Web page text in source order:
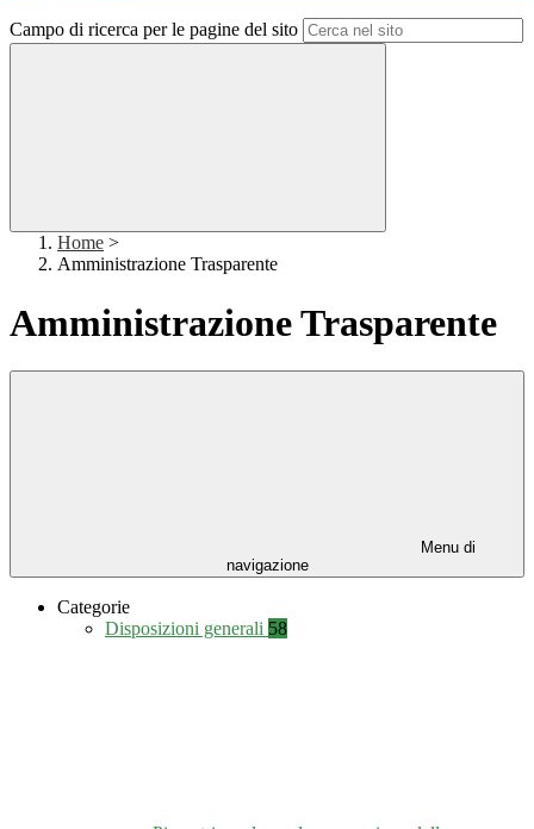
Campo di ricerca per le pagine del sito
Home >
Amministrazione Trasparente
Amministrazione Trasparente
Menu di
navigazione
Categorie
Disposizioni generali 58